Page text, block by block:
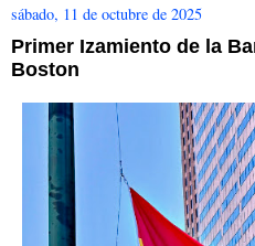
sábado, 11 de octubre de 2025
Primer Izamiento de la
Boston